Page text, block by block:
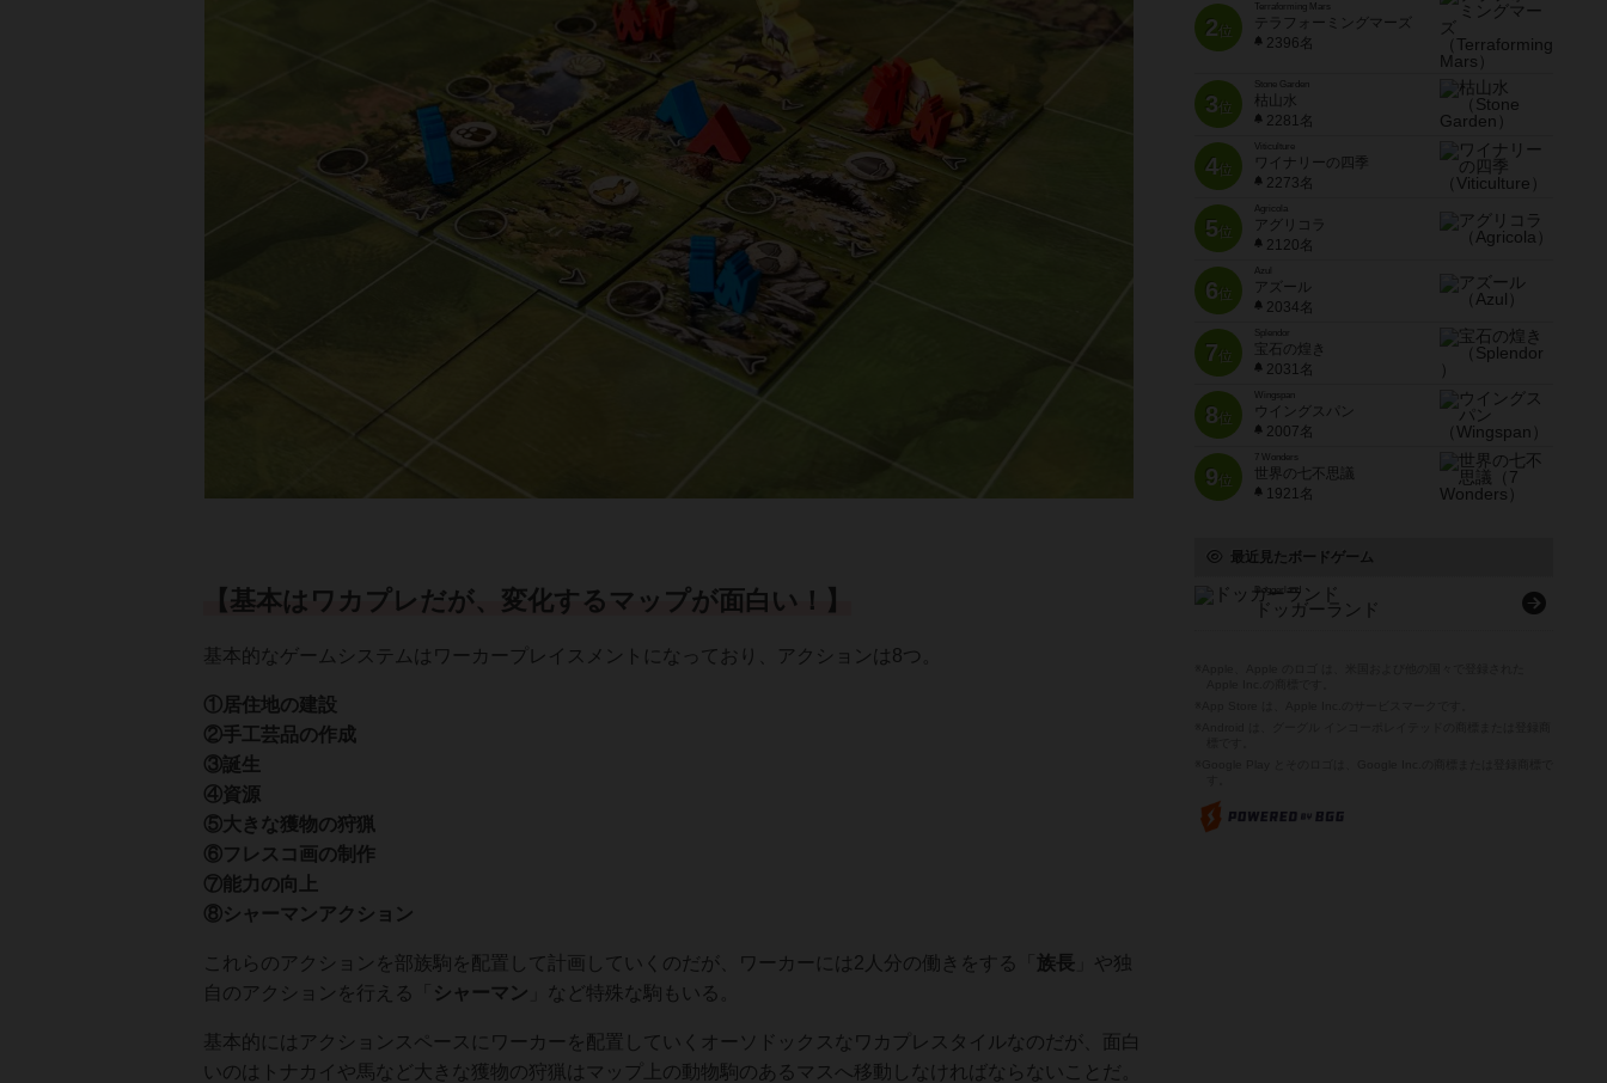
【基本はワカプレだが、変化するマップが面白い！】
基本的なゲームシステムはワーカープレイスメントになっており、アクションは8つ。
①居住地の建設
②手工芸品の作成
③誕生
④資源
⑤大きな獲物の狩猟
⑥フレスコ画の制作
⑦能力の向上
⑧シャーマンアクション
これらのアクションを部族駒を配置して計画していくのだが、ワーカーには2人分の働きをする「 族長 」や独
自のアクションを行える「
シャーマン 」など特殊な駒もいる。
基本的にはアクションスペースにワーカーを配置していくオーソドックスなワカプレスタイルなのだが、面白
いのはトナカイや馬など大きな獲物の狩猟はマップ上の動物駒のあるマスへ移動しなければならないことだ。
2位
Terraforming Mars
テラフォーミングマーズ
2396名
3位
Stone Garden
枯山水
2281名
4位
Viticulture
ワイナリーの四季
2273名
5位
Agricola
アグリコラ
2120名
6位
Azul
アズール
2034名
7位
宝石の煌き
2031名
8位
Wingspan
ウイングスパン
2007名
9位
7 Wonders
世界の七不思議
1921名
最近見たボードゲーム
Doggerland
ドッガーランド